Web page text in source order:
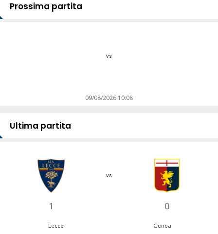
Prossima partita
vs
09/08/2026 10:08
Ultima partita
1
vs
0
Lecce Genoa